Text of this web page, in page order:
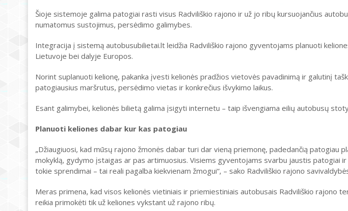
Šioje sistemoje galima patogiai rasti visus Radviliškio rajono ir už jo ribų kursuojančius
numatomus sustojimus, persėdimo galimybes.
Integracija į sistemą autobusubilietai.lt leidžia Radviliškio rajono gyventojams planuoti
Lietuvoje bei dalyje Europos.
Norint suplanuoti kelionę, pakanka įvesti kelionės pradžios vietovės pavadinimą ir galutinį
patogiausius maršrutus, persėdimo vietas ir konkrečius išvykimo laikus.
Esant galimybei, kelionės bilietą galima įsigyti internetu – taip išvengiama eilių autobusų
Planuoti keliones dabar kur kas patogiau
„Džiaugiuosi, kad mūsų rajono žmonės dabar turi dar vieną priemonę, padedančią patogiau
mokyklą, gydymo įstaigas ar pas artimuosius. Visiems gyventojams svarbu jaustis patogiai
tokie sprendimai – tai reali pagalba kiekvienam žmogui“, – sako Radviliškio rajono
Meras primena, kad visos kelionės vietiniais ir priemiestiniais autobusais Radviliškio rajono
reikia primokėti tik už keliones vykstant už rajono ribų.